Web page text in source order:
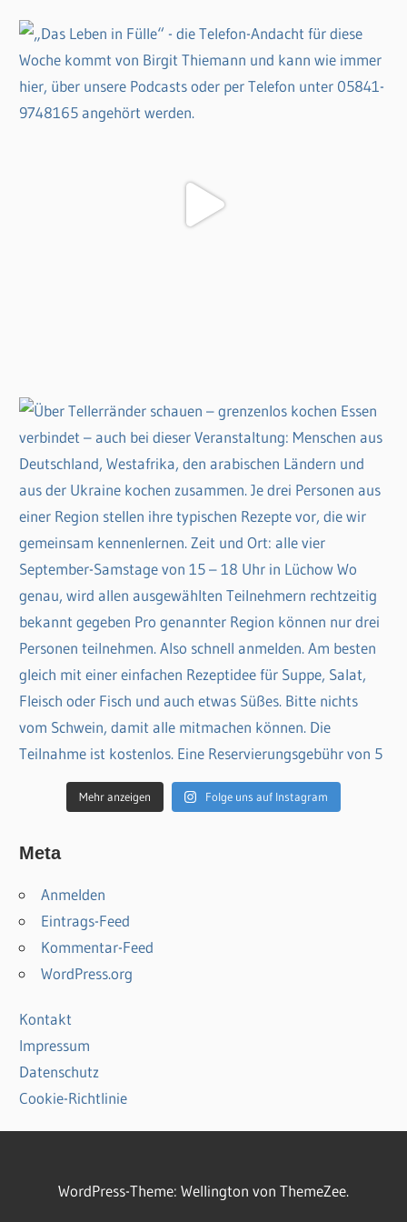
Mehr anzeigen Folge uns auf Instagram
Meta
Anmelden
Eintrags-Feed
Kommentar-Feed
WordPress.org
Kontakt
Impressum
Datenschutz
Cookie-Richtlinie
WordPress-Theme: Wellington von ThemeZee.